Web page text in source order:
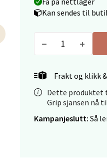
Kan sendes til
Frakt og klikk
Dette produktet
Grip sjansen nå
Kampanjeslutt: Så
Velg